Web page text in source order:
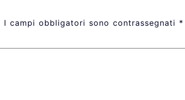
I campi obbligatori sono contrassegnati *